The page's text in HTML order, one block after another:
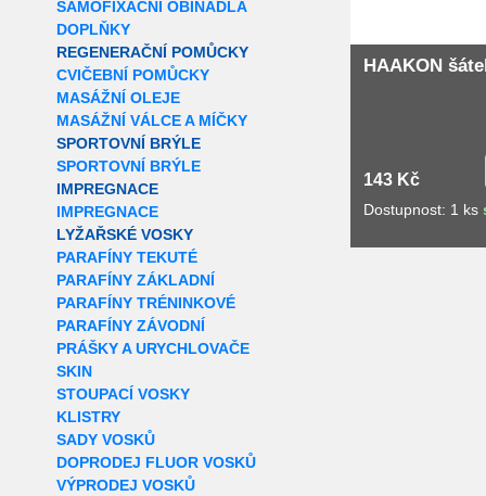
SAMOFIXAČNÍ OBINADLA
DOPLŇKY
REGENERAČNÍ POMŮCKY
CVIČEBNÍ POMŮCKY
MASÁŽNÍ OLEJE
MASÁŽNÍ VÁLCE A MÍČKY
SPORTOVNÍ BRÝLE
SPORTOVNÍ BRÝLE
IMPREGNACE
IMPREGNACE
LYŽAŘSKÉ VOSKY
PARAFÍNY TEKUTÉ
PARAFÍNY ZÁKLADNÍ
PARAFÍNY TRÉNINKOVÉ
PARAFÍNY ZÁVODNÍ
PRÁŠKY A URYCHLOVAČE
SKIN
STOUPACÍ VOSKY
KLISTRY
SADY VOSKŮ
DOPRODEJ FLUOR VOSKŮ
VÝPRODEJ VOSKŮ
HAAKON
143 Kč
Dostupnost: 1 ks